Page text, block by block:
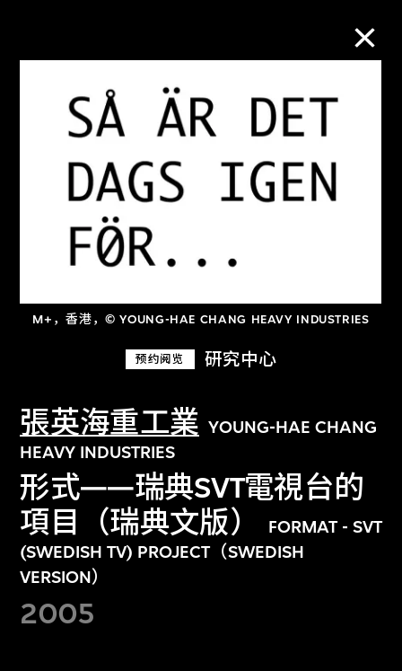
M+，香港，© YOUNG-HAE CHANG HEAVY INDUSTRIES
预约阅览 研究中心
張英海重工業 YOUNG-HAE CHANG
HEAVY INDUSTRIES
形式——瑞典SVT電視台的
項目（瑞典文版）
FORMAT - SVT
(SWEDISH TV) PROJECT（SWEDISH
VERSION）
2005
M+藏品
进一步筛选
文化藏品。